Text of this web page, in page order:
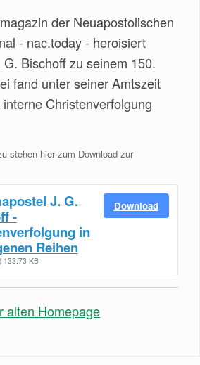
der Neuapostolischen
- nac.today - heroisiert
Bischoff zu seinem 150.
fand unter seiner Amtszeit
Christenverfolgung
stehen hier zum Download zur
J. G.
-
in
Reihen
133.73 KB
Download
alten Homepage